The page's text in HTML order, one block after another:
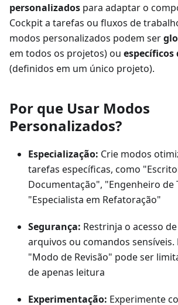
personalizados para adaptar o
Cockpit a tarefas ou fluxos de
modos personalizados podem ser
em todos os projetos) ou
(definidos em um único projeto).
Por que Usar Modos
Personalizados?
Especialização: Crie modos
tarefas específicas, como
Documentação", "Engenheiro de
"Especialista em Refatoração"
Segurança: Restrinja o acesso
arquivos ou comandos
"Modo de Revisão" pode ser
de apenas leitura
Experimentação: Experimente